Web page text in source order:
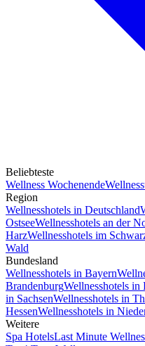
Beliebteste
Wellness Wochenende
Region
Wellnesshotels in Deutschland
OstseeWellnesshotels an der
HarzWellnesshotels im
Wald
Bundesland
Wellnesshotels in Bayern
BrandenburgWellnesshotels in
in SachsenWellnesshotels in
HessenWellnesshotels in
Weitere
Spa HotelsLast Minute